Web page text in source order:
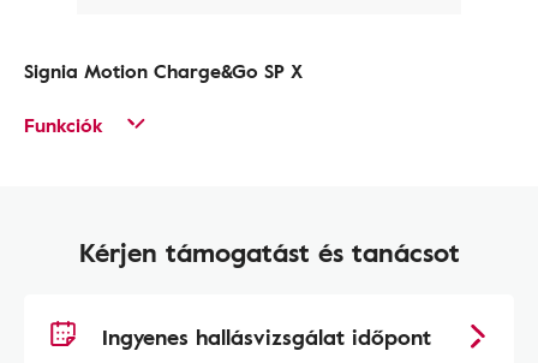
Signia Motion Charge&Go SP X
Funkciók
Kérjen támogatást és tanácsot
Ingyenes hallásvizsgálat időpont